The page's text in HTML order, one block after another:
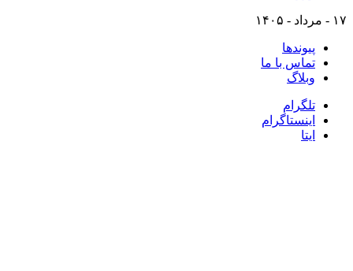
۱۷ - مرداد - ۱۴۰۵
پیوندها
تماس با ما
وبلاگ
تلگرام
اینستاگرام
ایتا